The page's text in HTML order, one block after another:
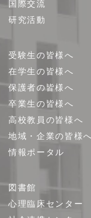
国際交流
研究活動
受験生の皆様へ
在学生の皆様へ
保護者の皆様へ
卒業生の皆様へ
高校教員の皆様へ
地域・企業の皆様へ
情報ポータル
図書館
心理臨床センター